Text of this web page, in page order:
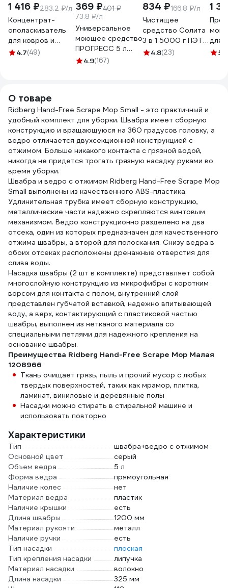
1 416 ₽283.2 ₽/л
Концентрат-
ополаскиватель
для ковров и
текстиля
4.7(49)
369 ₽401 ₽
73.8 ₽/л
Универсальное
моющее средство
ПРОГРЕСС 5 л
бутылка ПЭТ
4.9(167)
834 ₽166.8 ₽/л
Чистящее
средство Солита
3 в 1 5000 г ПЭТ
СЛ 1-07
4.8(23)
1
для
5
О товаре
Ridberg Hand-Free Scrape Mop Small - это практичный и
удобный комплект для уборки. Швабра имеет сборную
конструкцию и вращающуюся на 360 градусов головку, а
ведро отличается двухсекционной конструкцией с
отжимом. Больше никакого контакта с грязной водой,
никогда не придется трогать грязную насадку руками во
время уборки.
Швабра и ведро с отжимом Ridberg Hand-Free Scrape Mop
Small выполнены из качественного ABS-пластика.
Удлинительная трубка имеет сборную конструкцию,
металлические части надежно скрепляются винтовым
механизмом. Ведро конструкционно разделено на два
отсека, один из которых предназначен для качественного
отжима швабры, а второй для полоскания. Снизу ведра в
обоих отсеках расположены дренажные отверстия для
слива воды.
Насадка швабры (2 шт в комплекте) представляет собой
многослойную конструкцию из микрофибры с коротким
ворсом для контакта с полом, внутренний слой
представлен губчатой вставкой, надежно впитывающей
воду, а верх, контактирующий с пластиковой частью
швабры, выполнен из нетканого материала со
специальными петлями для надежного крепления на
основание швабры.
Преимущества Ridberg Hand-Free Scrape Mop Малая
1208966
Ткань очищает грязь, пыль и прочий мусор с любых
твердых поверхностей, таких как мрамор, плитка,
ламинат, виниловые и деревянные полы
Насадки можно стирать в стиральной машине и
использовать повторно
Характеристики
Тип
швабра+ведро с отжимом
Основной цвет
серый
Объем ведра
5 л
Форма ведра
прямоугольная
Наличие колес
нет
Материал ведра
пластик
Наличие крышки
есть
Длина швабры
1200 мм
Материал рукояти
металл
Наличие ручки
есть
Тип насадки
плоская
Тип крепления насадки
липучка
Материал насадки
волокно
Длина насадки
325 мм